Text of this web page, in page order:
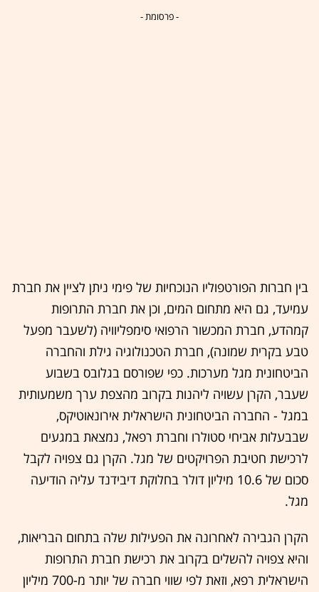
- פרסומת -
בין חברות הפורטפוליו הנוכחיות של פימי ניתן לציין את חברת
עמיעד, גם היא מתחום המים, וכן את חברת התרופות
קמהדע, חברת המכשור הרפואי סימפליוויה (לשעבר מפעל
טבע בקרית שמונה), חברת הטכנולוגיה גילת והחברה
הביטחונית מגל מערכות. כפי שפורסם בגלובס בשבוע
שעבר, הקרן עשויה ליהנות בקרוב מהצפת ערך משמעותית
במגל - החברה הביטחונית הישראלית אירונאוטיקס,
שבבעלות אביחי סטולרו וחברת רפאל, נמצאת במגעים
לרכישת חטיבת הפרויקטים של מגל. הקרן גם צפויה לקבל
סכום של 10.6 מיליון דולר בחלוקת דיבידנד עליה הודיעה
מגל.
הקרן הגבירה לאחרונה את הפעילות שלה בתחום הבריאות,
והיא צפויה להשלים בקרוב את רכישת חברת התרופות
הישראלית רפא, וזאת לפי שווי חברה של יותר מ-700 מיליון